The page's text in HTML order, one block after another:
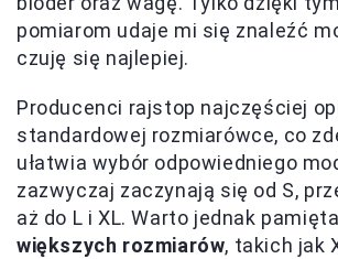
pomiarom udaje mi się znaleźć
czuję się najlepiej.
Producenci rajstop najczęściej
standardowej rozmiarówce, co
ułatwia wybór odpowiedniego
zazwyczaj zaczynają się od S,
aż do L i XL. Warto jednak
większych rozmiarów, takich jak